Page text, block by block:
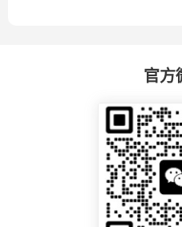
官方